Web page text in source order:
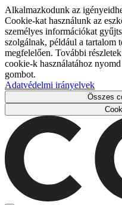
Alkalmazkodunk az
Cookie-kat használunk az
személyes információkat
szolgálnak, például a tartalom
megfelelően. További
cookie-k használatához
gombot.
Adatvédelmi irányelvek
Összes